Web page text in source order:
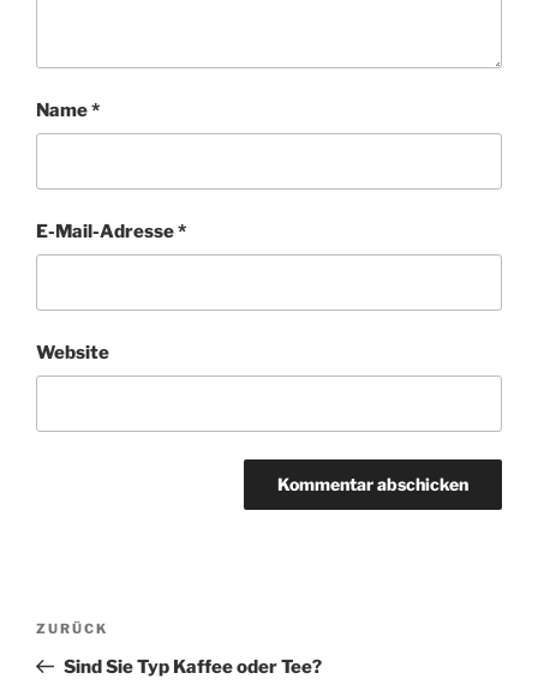
Name*
E-Mail-Adresse*
Website
e
r
Beitragsnavigation
Vorheriger
Beitrag
ZURÜCK
Sind Sie Typ Kaffee oder Tee?